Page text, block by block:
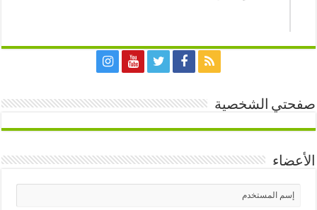
صفحتي الشخصية
الأعضاء